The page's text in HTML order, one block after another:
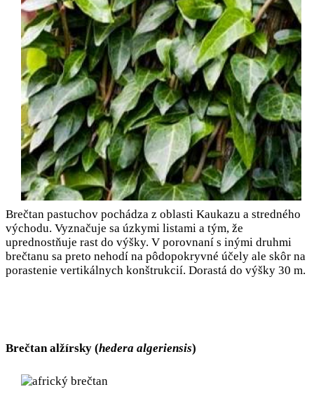
Brečtan pastuchov pochádza z oblasti Kaukazu a stredného
východu. Vyznačuje sa úzkymi listami a tým, že
uprednostňuje rast do výšky. V porovnaní s inými druhmi
brečtanu sa preto nehodí na pôdopokryvné účely ale skôr na
porastenie vertikálnych konštrukcií. Dorastá do výšky 30 m.
Brečtan alžírsky (hedera algeriensis)